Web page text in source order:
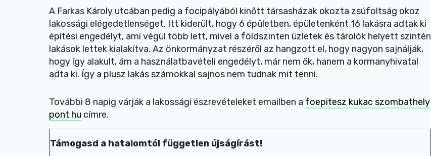
A Farkas Károly utcában pedig a focipályából kinőtt társasházak okozta zsúfoltság okoz
lakossági elégedetlenséget. Itt kiderült, hogy 6 épületben, épületenként 16 lakásra adtak ki
építési engedélyt, ami végül több lett, mivel a földszinten üzletek és tárolók helyett szintén
lakások lettek kialakítva. Az önkormányzat részéről az hangzott el, hogy nagyon sajnálják,
hogy így alakult, ám a használatbavételi engedélyt, már nem ők, hanem a kormanyhivatal
adta ki. Így a plusz lakás számokkal sajnos nem tudnak mit tenni.
További 8 napig várják a lakossági észrevételeket emailben a foepitesz kukac szombathely
pont hu címre.
Támogasd a hatalomtól független újságírást!